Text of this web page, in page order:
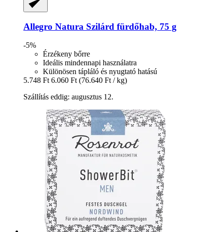
Allegro Natura Szilárd fürdőhab, 75 g
-5%
Érzékeny bőrre
Ideális mindennapi használatra
Különösen tápláló és nyugtató hatású
5.748 Ft 6.060 Ft (76.640 Ft / kg)
Szállítás eddig: augusztus 12.